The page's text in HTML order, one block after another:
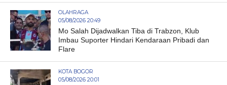
OLAHRAGA
05/08/2026 20:49
Mo Salah Dijadwalkan Tiba di Trabzon, Klub
Imbau Suporter Hindari Kendaraan Pribadi dan
Flare
KOTA BOGOR
05/08/2026 20:01